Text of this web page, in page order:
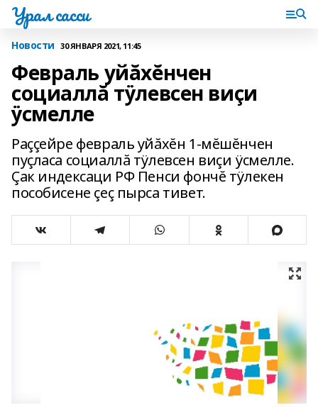
Урал сасси
Новости 30 ЯНВАРЯ 2021, 11:45
Февраль уйăхĕнчен
социаллă тÿлевсен виçи
ÿсмелле
Раççейре февраль уйăхĕн 1-мĕшĕнчен
пуçласа социаллă тÿлевсен виçи ÿсмелле.
Çак индексаци РФ Пенси фончĕ тÿлекен
пособисене çеç пырса тивет.